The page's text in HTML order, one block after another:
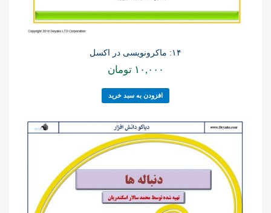
۱۴: ماکرونویسی در اکسل
۱۰,۰۰۰ تومان
افزودن به سبد خرید